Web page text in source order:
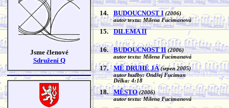
Jsme členové
Sdružení Q
14. BUDOUCNOST I (2006)
autor textu: Milena Fucimanová
15. DILEMA II
16. BUDOUCNOST II (2006)
autor textu: Milena Fucimanová
17. MÉ DRUHÉ JÁ (srpen 2005)
autor hudby: Ondřej Fuciman
Délka: 4:18
18. MĚSTO (2006)
autor textu: Milena Fucimanová